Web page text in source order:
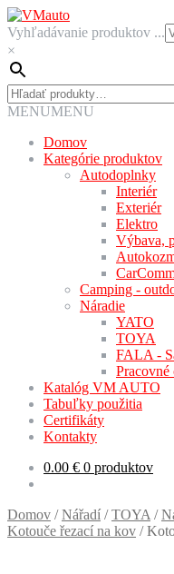
Preskočiť
na
navigáciu
Preskočiť
na
obsah
Vyhľadávanie produktov ...
×
Hľadať:
MENUMENU
Domov
Kategórie produktov
Autodoplnky
Interiér
Exteriér
Elektro
Výbava,
Camping -
Náradie
YATO
TOYA
FALA -
Pracovné
Katalóg VM AUTO
Tabuľky použitia
Certifikáty
Kontakty
0.00 € 0 produktov
Domov /Nářadí /TOYA /
Kotouče řezací na kov /